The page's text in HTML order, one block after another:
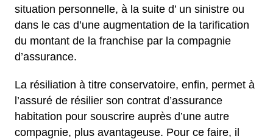
situation personnelle, à la suite d’ un sinistre ou
dans le cas d’une augmentation de la tarification
du montant de la franchise par la compagnie
d’assurance.
La résiliation à titre conservatoire, enfin, permet à
l’assuré de résilier son contrat d’assurance
habitation pour souscrire auprès d’une autre
compagnie, plus avantageuse. Pour ce faire, il